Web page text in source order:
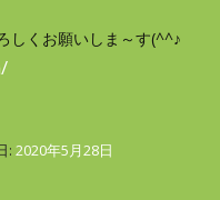
しくお願いしま～す(^^♪
: 2020年5月28日